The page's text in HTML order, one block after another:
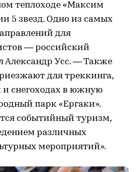
теплоходе «Максим
5 звезд. Одно из самых
для
— российский
Александр Усс. — Также
для треккинга,
снегоходах в южную
парк «Ергаки».
событийный туризм,
различных
мероприятий».